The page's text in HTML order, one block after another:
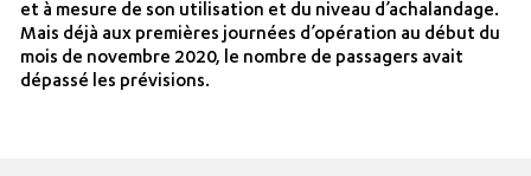
et à mesure de son utilisation et du niveau d’achalandage.
Mais déjà aux premières journées d’opération au début du
mois de novembre 2020, le nombre de passagers avait
dépassé les prévisions.